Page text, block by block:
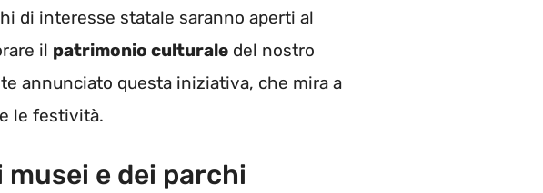
di interesse statale saranno aperti al
il patrimonio culturale del nostro
annunciato questa iniziativa, che mira a
le festività.
musei e dei parchi